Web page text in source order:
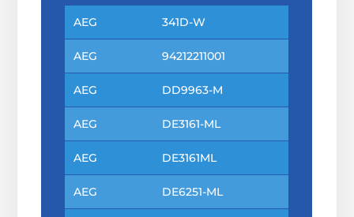
AEG 341D-W
AEG 94212211001
AEG DD9963-M
AEG DE3161-ML
AEG DE3161ML
AEG DE6251-ML